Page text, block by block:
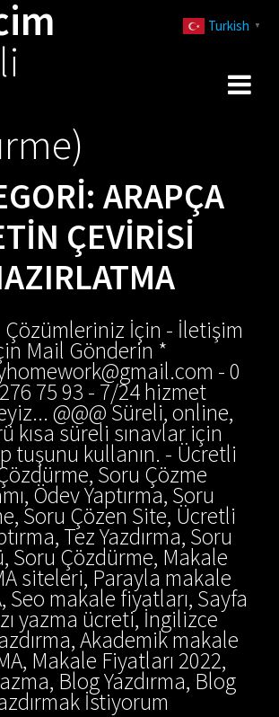
ARAPÇA
ÇEVIRISI
Çözümleriniz İçin - İletişim
Mail Gönderin *
- 0
75 93 - 7/24 hizmet
@@@ Süreli, online,
kısa süreli sınavlar için
tuşunu kullanın. - Ücretli
Soru Çözme
Ödev Yaptırma, Soru
Soru Çözen Site, Ücretli
Tez Yazdırma, Soru
Soru Çözdürme, Makale
siteleri, Parayla makale
Seo makale fiyatları, Sayfa
yazma ücreti, İngilizce
Akademik makale
Makale Fiyatları 2022,
Blog Yazdırma, Blog
İstiyorum
Turkish ▼